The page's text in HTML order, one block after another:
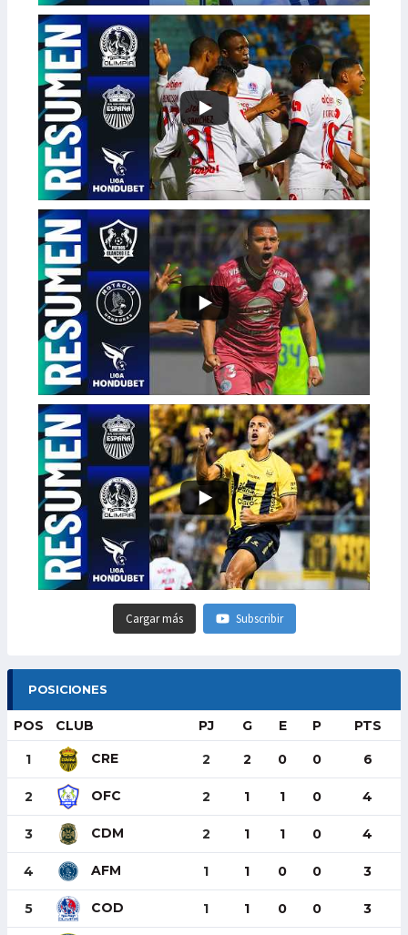
Cargar más Subscribir
POSICIONES
POS CLUB PJ G E P PTS
1 CRE 2 2 0 0 6
2 OFC 2 1 1 0 4
3 CDM 2 1 1 0 4
4 AFM 1 1 0 0 3
5 COD 1 1 0 0 3